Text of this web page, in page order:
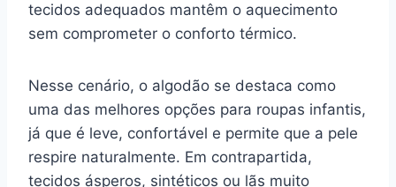
tecidos adequados mantêm o aquecimento
sem comprometer o conforto térmico.
Nesse cenário, o algodão se destaca como
uma das melhores opções para roupas infantis,
já que é leve, confortável e permite que a pele
respire naturalmente. Em contrapartida,
tecidos ásperos, sintéticos ou lãs muito